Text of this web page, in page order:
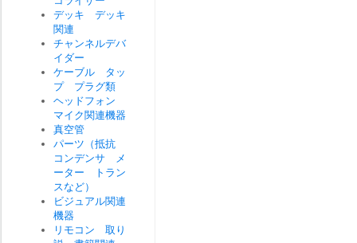
デッキ デッキ
関連
チャンネルデバ
イダー
ケーブル タッ
プ プラグ類
ヘッドフォン
マイク関連機器
真空管
パーツ（抵抗
コンデンサ メ
ーター トラン
スなど）
ビジュアル関連
機器
リモコン 取り